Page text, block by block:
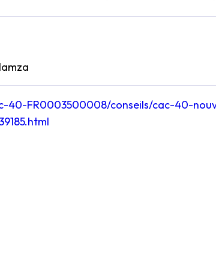
40-FR0003500008/conseils/cac-40-